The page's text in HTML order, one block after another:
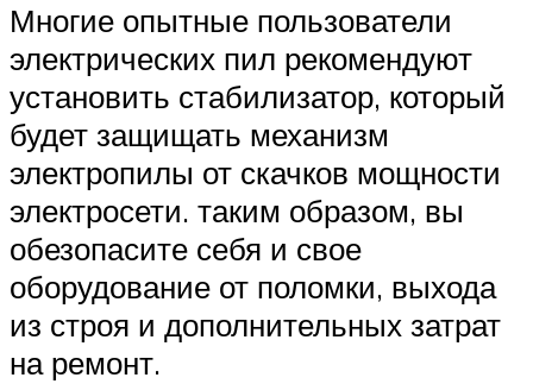
Многие опытные пользователи
электрических пил рекомендуют
установить стабилизатор, который
будет защищать механизм
электропилы от скачков мощности
электросети. таким образом, вы
обезопасите себя и свое
оборудование от поломки, выхода
из строя и дополнительных затрат
на ремонт.